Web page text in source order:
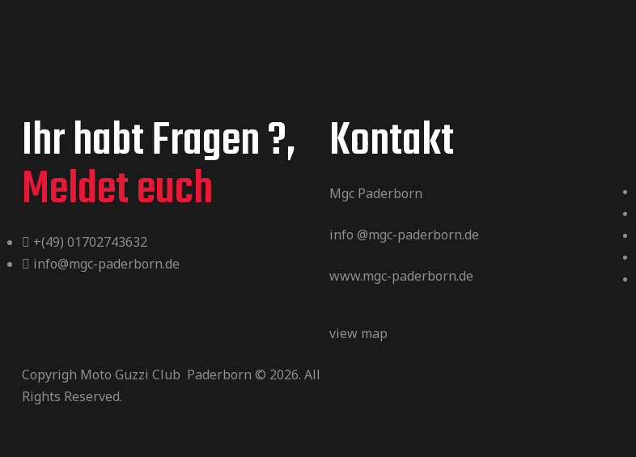
Ihr habt Fragen ?,
Meldet euch
+(49) 01702743632
info@mgc-paderborn.de
Kontakt
Mgc Paderborn
info @mgc-paderborn.de
www.mgc-paderborn.de
view map
Copyrigh Moto Guzzi Club Paderborn © 2026. All
Rights Reserved.